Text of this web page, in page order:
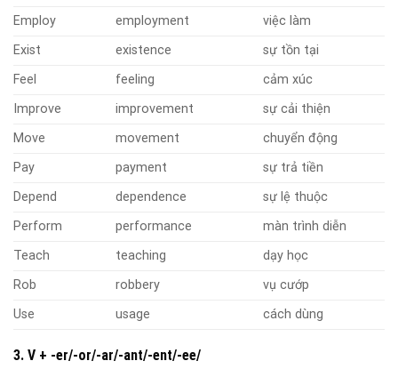
Employ
employment
việc làm
Exist
existence
sự tồn tại
Feel
feeling
cảm xúc
Improve
improvement
sự cải thiện
Move
movement
chuyển động
Pay
payment
sự trả tiền
Depend
dependence
sự lệ thuộc
Perform
performance
màn trình diễn
Teach
teaching
dạy học
Rob
robbery
vụ cướp
Use
usage cách dùng
3. V + -er/-or/-ar/-ant/-ent/-ee/